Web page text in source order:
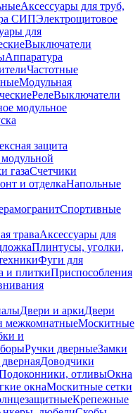
Аксессуары для труб,
СИПЭлектрощитовое
для
Выключатели
Аппаратура
Частотные
Модульная
РелеВыключатели
модульное
защита
газаСчетчики
и отделкаНапольные
Спортивные
траваАксессуары для
Плинтусы, уголки,
Фуги для
и плиткиПриспособления
Двери и аркиДвери
межкомнатныеМоскитные
и
Ручки дверныеЗамки
Доводчики
отливыОкна
окнаМоскитные сетки
Крепежные